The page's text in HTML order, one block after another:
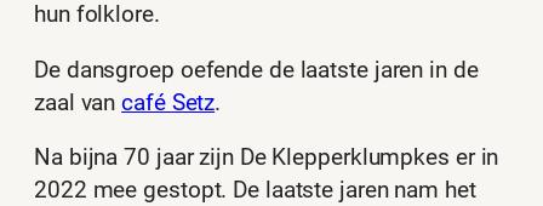
hun folklore.
De dansgroep oefende de laatste jaren in de
zaal vancafé Setz.
Na bijna 70 jaar zijn De Klepperklumpkes er in
2022 mee gestopt. De laatste jaren nam het